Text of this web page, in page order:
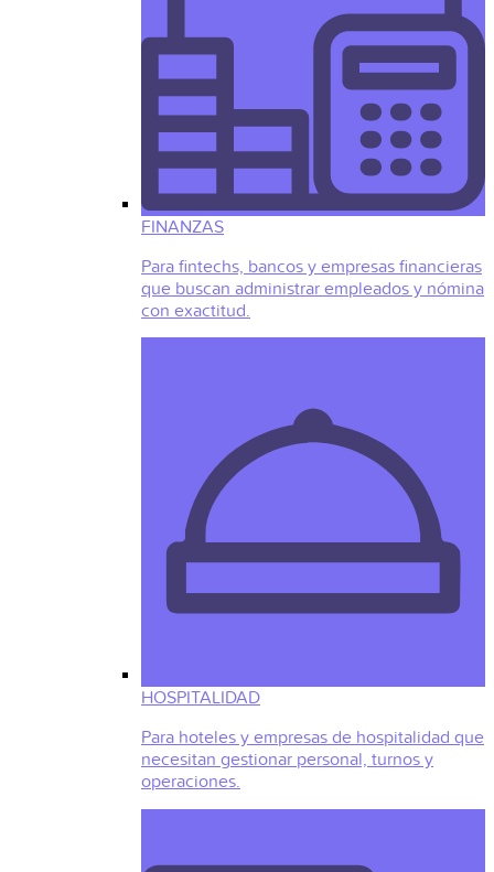
FINANZAS
Para fintechs, bancos y empresas financieras
que buscan administrar empleados y nómina
con exactitud.
HOSPITALIDAD
Para hoteles y empresas de hospitalidad que
necesitan gestionar personal, turnos y
operaciones.